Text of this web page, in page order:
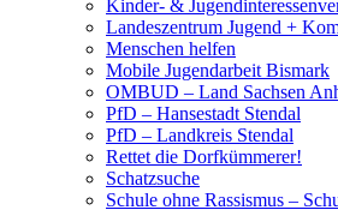
Kinder- &
Landeszentrum Jugend +
Menschen helfen
Mobile Jugendarbeit Bismark
OMBUD – Land Sachsen
PfD – Hansestadt Stendal
PfD – Landkreis Stendal
Rettet die Dorfkümmerer!
Schatzsuche
Schule ohne Rassismus –